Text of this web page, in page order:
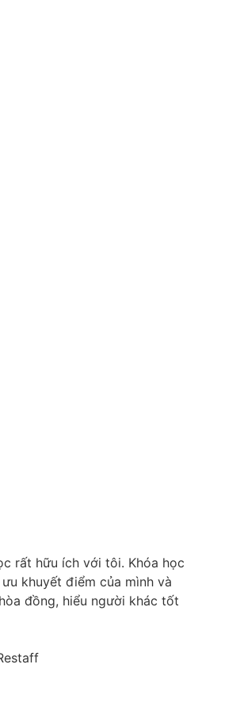
rất hữu ích với tôi. Khóa học
khuyết điểm của mình và
đồng, hiểu người khác tốt